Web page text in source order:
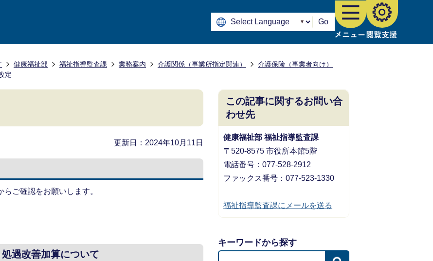
Go
健康福祉部 福祉指導監査課 業務案内 介護関係（事業所指定関連）
介護保険（事業者向け）
定
更新日：2024年10月11日
ご確認をお願いします。
遇改善加算について
この記事に関するお問い合
わせ先
健康福祉部 福祉指導監査課
〒520-8575 市役所本館5階
電話番号：077-528-2912
ファックス番号：077-523-1330
福祉指導監査課にメールを送る
キーワードから探す